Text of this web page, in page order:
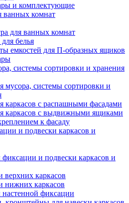
и комплектующие
ванных комнат
для ванных комнат
белья
емкостей для П-образных ящиков
системы сортировки и хранения
мусора, системы сортировки и
каркасов с распашными фасадами
каркасов с выдвижными ящиками
к фасаду
и подвески каркасов и
и подвески каркасов и
верхних каркасов
нижних каркасов
фиксации